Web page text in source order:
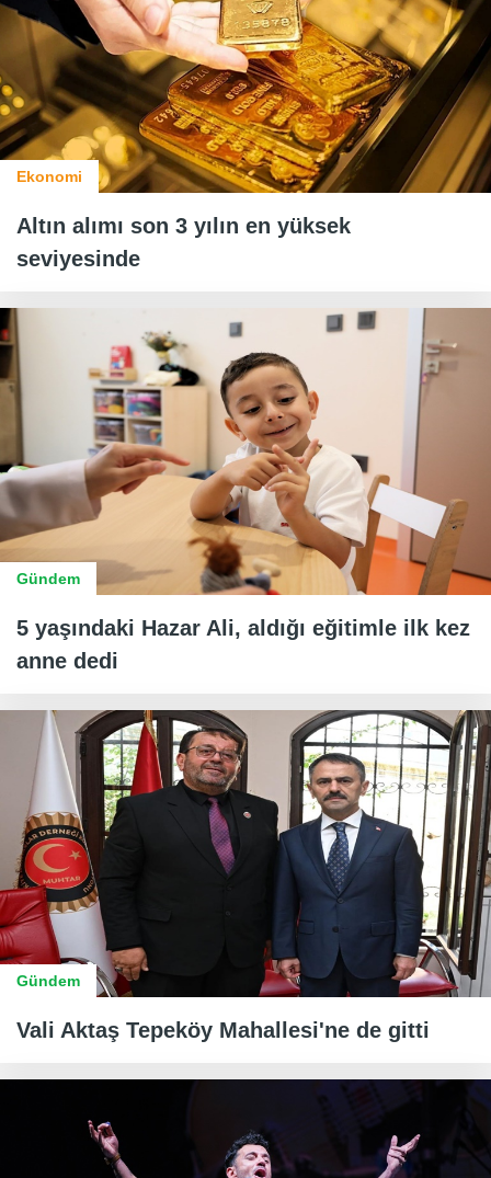
Ekonomi
Altın alımı son 3 yılın en yüksek
seviyesinde
Gündem
5 yaşındaki Hazar Ali, aldığı eğitimle ilk kez
anne dedi
Gündem
Vali Aktaş Tepeköy Mahallesi'ne de gitti